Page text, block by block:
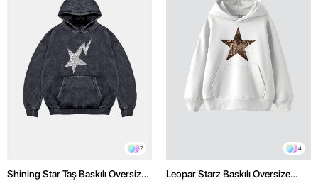
7
Shining Star Taş Baskılı Oversize
4
Leopar Starz Baskılı Oversize